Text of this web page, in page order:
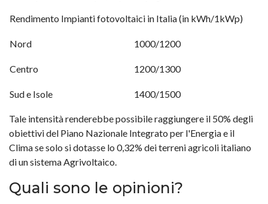
Rendimento Impianti fotovoltaici in Italia (in kWh/1kWp)
Nord 1000/1200
Centro 1200/1300
Sud e Isole 1400/1500
Tale intensità renderebbe possibile raggiungere il 50% degli
obiettivi del Piano Nazionale Integrato per l'Energia e il
Clima se solo si dotasse lo 0,32% dei terreni agricoli italiano
di un sistema Agrivoltaico.
Quali sono le opinioni?